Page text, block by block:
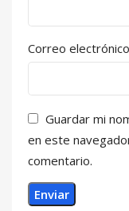
Correo electrónico
Guardar mi
en este
comentario.